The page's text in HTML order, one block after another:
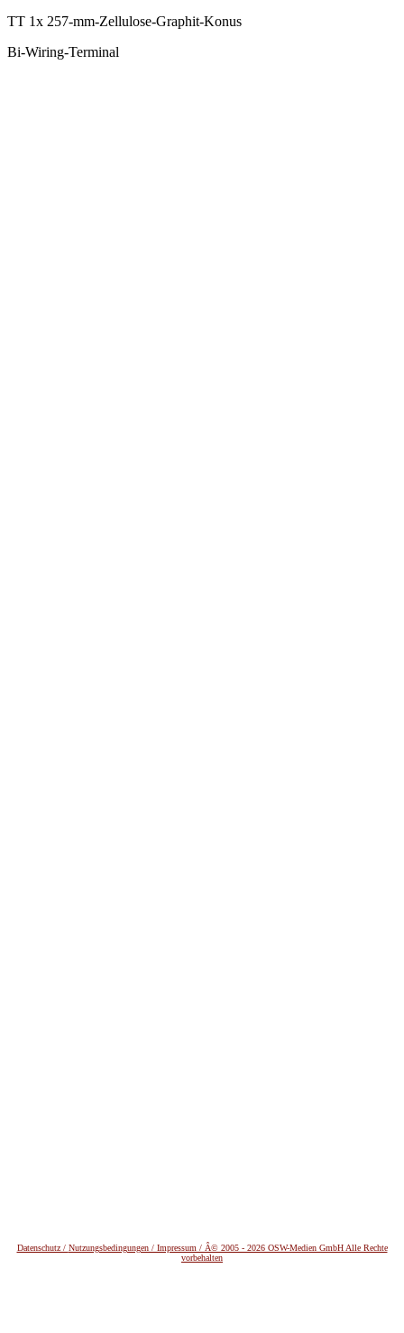
TT 1x 257-mm-Zellulose-Graphit-Konus
Bi-Wiring-Terminal
Datenschutz / Nutzungsbedingungen / Impressum / Â© 2005 - 2026 OSW-Medien GmbH Alle Rechte
vorbehalten